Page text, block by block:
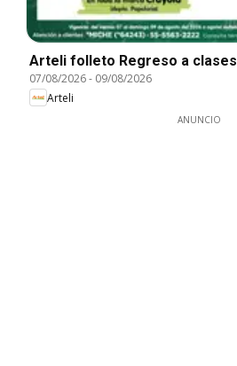
Arteli folleto Regreso a clases
07/08/2026- 09/08/2026
Arteli
ANUNCIO